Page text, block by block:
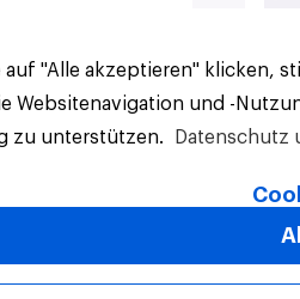
auf "Alle akzeptieren" klicken,
Websitenavigation und -
zu unterstützen.
Datenschutz